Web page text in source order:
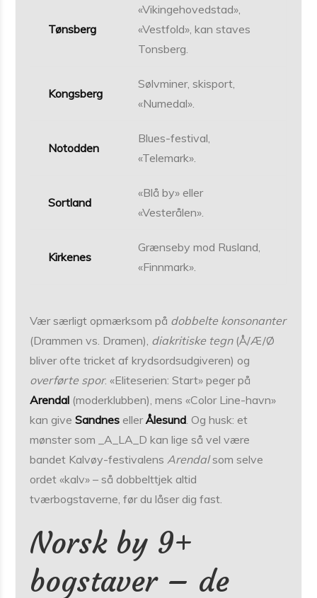
Tønsberg
«Vikingehovedstad»,
«Vestfold», kan staves
Tonsberg.
Kongsberg
Sølvminer, skisport,
«Numedal».
Notodden
Blues-festival,
«Telemark».
Sortland
«Blå by» eller
«Vesterålen».
Kirkenes
Grænseby mod Rusland,
«Finnmark».
Vær særligt opmærksom på dobbelte konsonanter
(Drammen vs. Dramen), diakritiske tegn(Å/Æ/Ø
bliver ofte tricket af krydsordsudgiveren) og
overførte spor. «Eliteserien: Start» peger på
Arendal (moderklubben), mens «Color Line-havn»
kan giveSandnes ellerÅlesund. Og husk: et
mønster som _A_LA_D kan lige så vel være
bandet Kalvøy-festivalensArendalsom selve
ordet «kalv» – så dobbelttjek altid
tværbogstaverne, før du låser dig fast.
Norsk by 9+
bogstaver – de